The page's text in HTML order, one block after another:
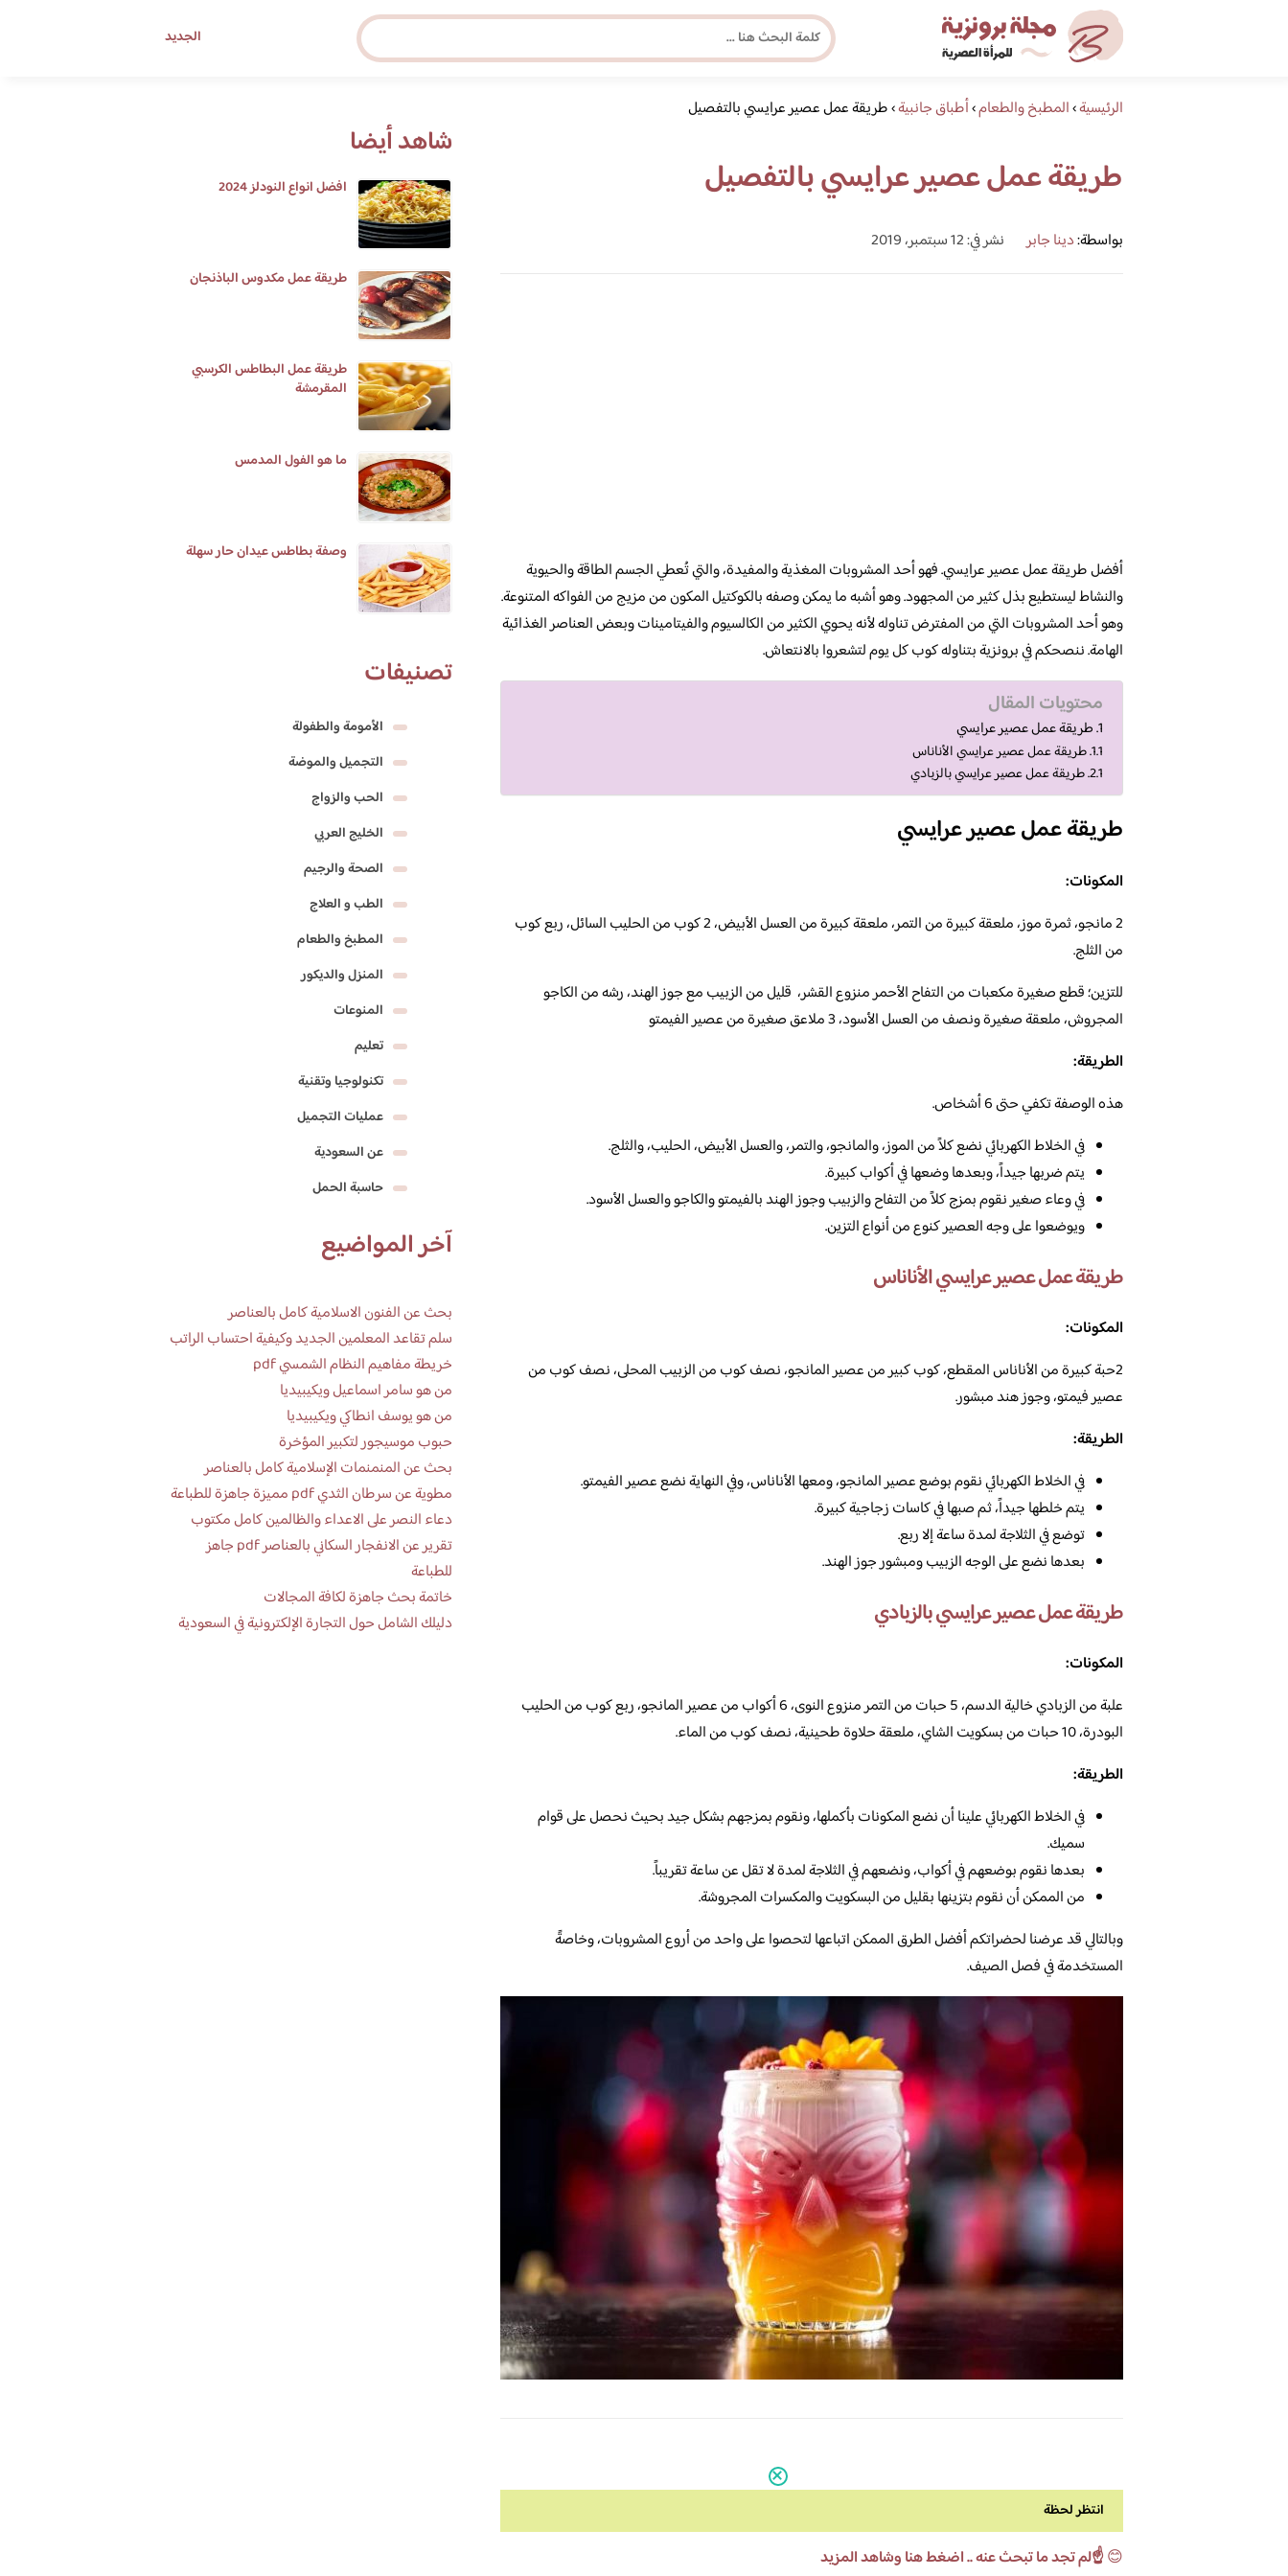
الجديد
مجلة برونزية للفتاة العصرية
ابحث عن أي موضوع يهمك
الرئيسية›المطبخ والطعام›أطباق جانبية›طريقة عمل عصير عرايسي بالتفصيل
طريقة عمل عصير عرايسي بالتفصيل
بواسطة:دينا جابر نشر في: 12 سبتمبر، 2019
أفضل طريقة عمل عصير عرايسي. فهو أحد المشروبات المغذية والمفيدة، والتي تُعطي الجسم الطاقة والحيوية
والنشاط ليستطيع بذل كثير من المجهود. وهو أشبه ما يمكن وصفه بالكوكتيل المكون من مزيج من الفواكه المتنوعة.
وهو أحد المشروبات التي من المفترض تناوله لأنه يحوي الكثير من الكالسيوم والفيتامينات وبعض العناصر الغذائية
الهامة. ننصحكم في برونزية بتناوله كوب كل يوم لتشعروا بالانتعاش.
محتويات المقال
طريقة عمل عصير عرايسي
طريقة عمل عصير عرايسي الأناناس
طريقة عمل عصير عرايسي بالزبادي
طريقة عمل عصير عرايسي
المكونات:
2 مانجو، ثمرة موز، ملعقة كبيرة من التمر، ملعقة كبيرة من العسل الأبيض، 2 كوب من الحليب السائل، ربع كوب
من الثلج.
للتزين؛ قطع صغيرة مكعبات من التفاح الأحمر منزوع القشر، قليل من الزبيب مع جوز الهند، رشه من الكاجو
المجروش، ملعقة صغيرة ونصف من العسل الأسود، 3 ملاعق صغيرة من عصير الفيمتو
الطريقة:
هذه الوصفة تكفي حتى 6 أشخاص.
في الخلاط الكهربائي نضع كلاً من الموز، والمانجو، والتمر، والعسل الأبيض، الحليب، والثلج.
يتم ضربها جيداً، وبعدها وضعها في أكواب كبيرة.
في وعاء صغير نقوم بمزج كلاً من التفاح والزبيب وجوز الهند بالفيمتو والكاجو والعسل الأسود.
ويوضعوا على وجه العصير كنوع من أنواع التزين.
طريقة عمل عصير عرايسي الأناناس
المكونات:
2حبة كبيرة من الأناناس المقطع، كوب كبير من عصير المانجو، نصف كوب من الزبيب المحلى، نصف كوب من
عصير فيمتو، وجوز هند مبشور.
الطريقة:
في الخلاط الكهربائي نقوم بوضع عصير المانجو، ومعها الأناناس، وفي النهاية نضع عصير الفيمتو.
يتم خلطها جيداً، ثم صبها في كاسات زجاجية كبيرة.
توضع في الثلاجة لمدة ساعة إلا ربع.
بعدها نضع على الوجه الزبيب ومبشور جوز الهند.
طريقة عمل عصير عرايسي بالزبادي
المكونات:
علبة من الزبادي خالية الدسم، 5 حبات من التمر منزوع النوى، 6 أكواب من عصير المانجو، ربع كوب من الحليب
البودرة، 10 حبات من بسكويت الشاي، ملعقة حلاوة طحينية، نصف كوب من الماء.
الطريقة:
في الخلاط الكهربائي علينا أن نضع المكونات بأكملها، ونقوم بمزجهم بشكل جيد بحيث نحصل على قوام
سميك.
بعدها نقوم بوضعهم في أكواب، ونضعهم في الثلاجة لمدة لا تقل عن ساعة تقريباً.
من الممكن أن نقوم بتزينها بقليل من البسكويت والمكسرات المجروشة.
وبالتالي قد عرضنا لحضراتكم أفضل الطرق الممكن اتباعها لتحصوا على واحد من أروع المشروبات، وخاصةً
المستخدمة في فصل الصيف.
انتظر لحظة
😊☝️لم تجد ما تبحث عنه .. اضغط هنا وشاهد المزيد
شاهد أيضا
افضل انواع النودلز 2024
‏طريقة عمل مكدوس الباذنجان‏
طريقة عمل البطاطس الكرسبي
المقرمشة
ما هو الفول المدمس
وصفة بطاطس عيدان حار سهلة
تصنيفات
الأمومة والطفولة
التجميل والموضة
الحب والزواج
الخليج العربي
الصحة والرجيم
الطب و العلاج
المطبخ والطعام
المنزل والديكور
المنوعات
تعليم
تكنولوجيا وتقنية
عمليات التجميل
عن السعودية
حاسبة الحمل
آخر المواضيع
بحث عن الفنون الاسلامية كامل بالعناصر
سلم تقاعد المعلمين الجديد وكيفية احتساب الراتب
خريطة مفاهيم النظام الشمسي pdf
من هو سامر اسماعيل ويكيبيديا
من هو يوسف انطاكي ويكيبيديا
حبوب موسيجور لتكبير المؤخرة
بحث عن المنمنمات الإسلامية كامل بالعناصر
مطوية عن سرطان الثدي pdf مميزة جاهزة للطباعة
دعاء النصر على الاعداء والظالمين كامل مكتوب
تقرير عن الانفجار السكاني بالعناصر pdf جاهز
للطباعة
خاتمة بحث جاهزة لكافة المجالات
دليلك الشامل حول التجارة الإلكترونية في السعودية